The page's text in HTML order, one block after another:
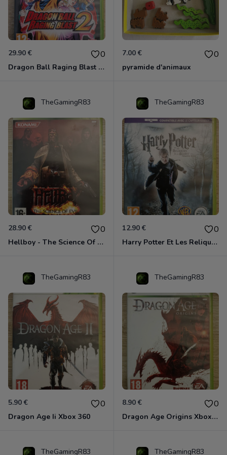
29.90 € 0
Dragon Ball Raging Blast 2 Xbox 360
7.00 € 0
pyramide d'animaux
TheGamingR83
28.90 € 0
Hellboy - The Science Of Evil Xbox 360
TheGamingR83
12.90 € 0
Harry Potter Et Les Reliques De La Mort - 1ère Partie Xbox 360
TheGamingR83
5.90 € 0
Dragon Age Ii Xbox 360
TheGamingR83
8.90 € 0
Dragon Age Origins Xbox 360
TheGamingR83 TheGamingR83